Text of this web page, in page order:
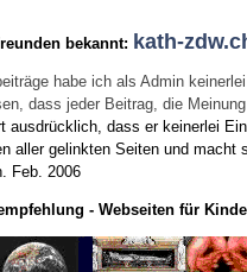
bekannt: kath-
habe ich als Admin
dass jeder Beitrag, die
ausdrücklich, dass er keinerlei
aller gelinkten Seiten und macht
Feb. 2006
- Webseiten für